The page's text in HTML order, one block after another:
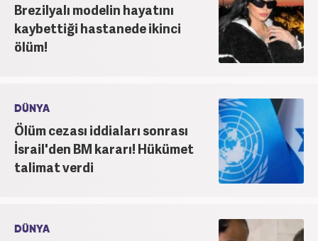
Brezilyalı modelin hayatını
kaybettiği hastanede ikinci
ölüm!
DÜNYA
Ölüm cezası iddiaları sonrası
İsrail'den BM kararı! Hükümet
talimat verdi
DÜNYA